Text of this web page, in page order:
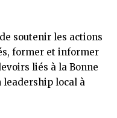
soutenir les actions
former et informer
liés à la Bonne
leadership local à